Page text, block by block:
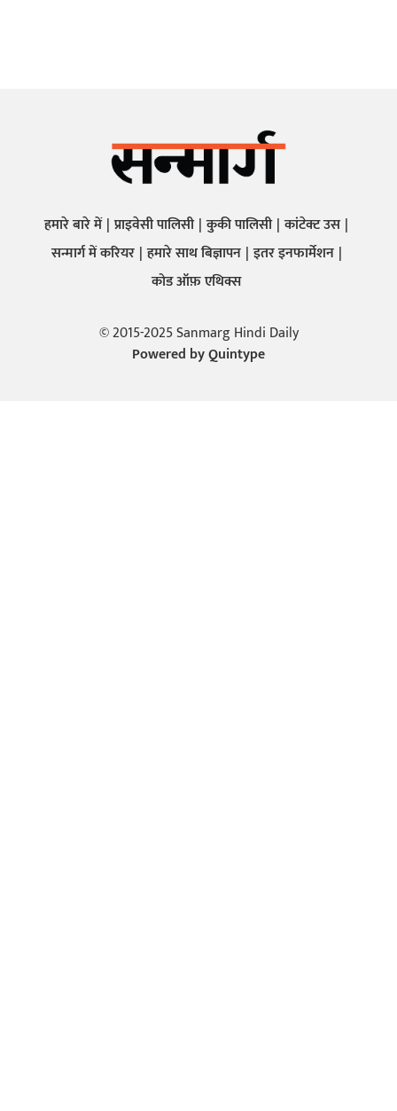
हमारे बारे में प्राइवेसी पालिसी कुकी पालिसी कांटेक्ट उस
सन्मार्ग में करियर हमारे साथ बिज्ञापन इतर इनफार्मेशन
कोड ऑफ़ एथिक्स
© 2015-2025 Sanmarg Hindi Daily
Powered byQuintype